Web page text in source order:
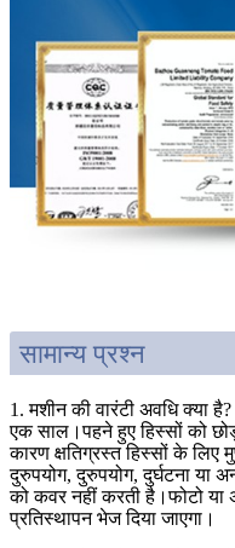
सामान्य प्रश्न
1. मशीन की वारंटी अवधि क्या है?
एक साल।पहने हुए हिस्सों को
कारण क्षतिग्रस्त हिस्सों के लिए
दुरुपयोग, दुरुपयोग, दुर्घटना या
को कवर नहीं करती है।फोटो या
प्रतिस्थापन भेज दिया जाएगा।